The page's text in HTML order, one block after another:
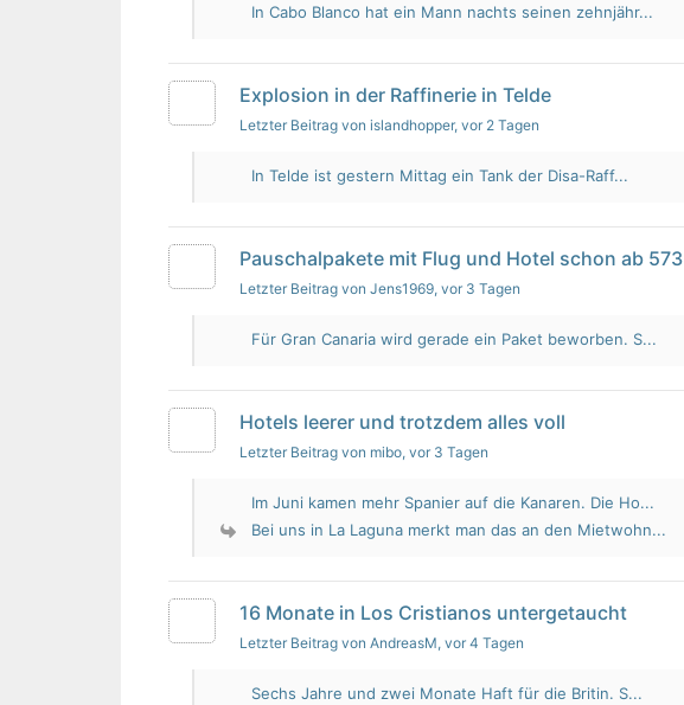
In Cabo Blanco hat ein Mann nachts seinen zehnjähr...
Explosion in der Raffinerie in Telde
Letzter Beitrag von islandhopper, vor 2 Tagen
In Telde ist gestern Mittag ein Tank der Disa-Raff...
Pauschalpakete mit Flug und Hotel schon ab 573
Letzter Beitrag von Jens1969, vor 3 Tagen
Für Gran Canaria wird gerade ein Paket beworben. S...
Hotels leerer und trotzdem alles voll
Letzter Beitrag von mibo, vor 3 Tagen
Im Juni kamen mehr Spanier auf die Kanaren. Die Ho...
Bei uns in La Laguna merkt man das an den Mietwohn...
16 Monate in Los Cristianos untergetaucht
Letzter Beitrag von AndreasM, vor 4 Tagen
Sechs Jahre und zwei Monate Haft für die Britin. S...